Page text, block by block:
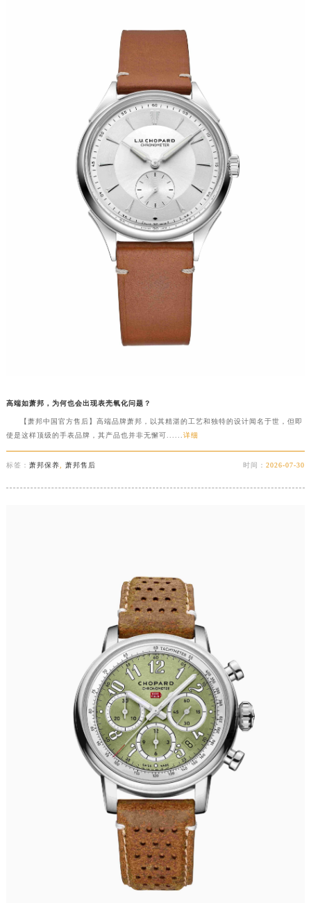
高端如萧邦，为何也会出现表壳氧化问题？
【萧邦中国官方售后】高端品牌萧邦，以其精湛的工艺和独特的设计闻名于世，但即
使是这样顶级的手表品牌，其产品也并非无懈可...... 详细
标签： 萧邦保养 萧邦售后 时间：2026-07-30